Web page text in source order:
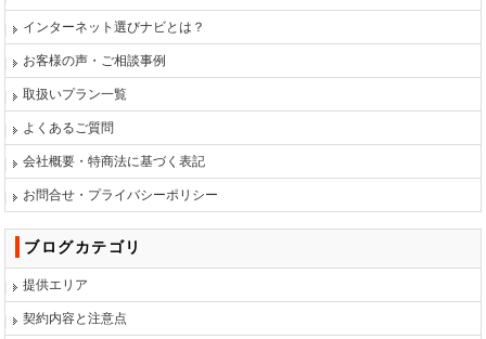
インターネット選びナビとは？
お客様の声・ご相談事例
取扱いプラン一覧
よくあるご質問
会社概要・特商法に基づく表記
お問合せ・プライバシーポリシー
ブログカテゴリ
提供エリア
契約内容と注意点